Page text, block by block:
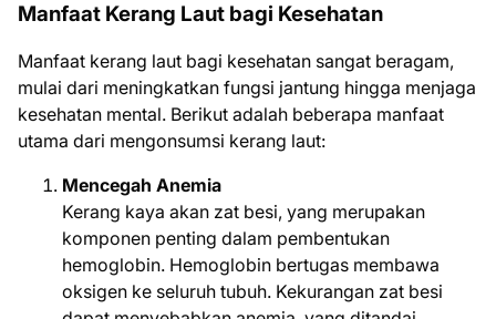
Manfaat Kerang Laut bagi Kesehatan
Manfaat kerang laut bagi kesehatan sangat beragam,
mulai dari meningkatkan fungsi jantung hingga menjaga
kesehatan mental. Berikut adalah beberapa manfaat
utama dari mengonsumsi kerang laut:
Mencegah Anemia
Kerang kaya akan zat besi, yang merupakan
komponen penting dalam pembentukan
hemoglobin. Hemoglobin bertugas membawa
oksigen ke seluruh tubuh. Kekurangan zat besi